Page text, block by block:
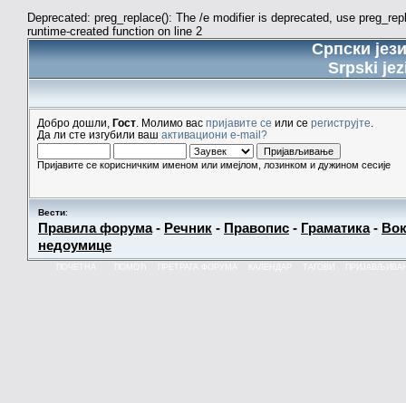
Deprecated: preg_replace(): The /e modifier is deprecated, use
runtime-created function on line 2
Српски
Srpski
Добро дошли, Гост . Молимо вас пријавите се или се региструјте
Да ли сте изгубили ваш активациони e-mail?
Пријавите се корисничким именом или имејлом, лозинком и дужином сесије
Вести:
Правила форума- Речник - Правопис - Граматика-
недоумице
КАЛЕНДАР